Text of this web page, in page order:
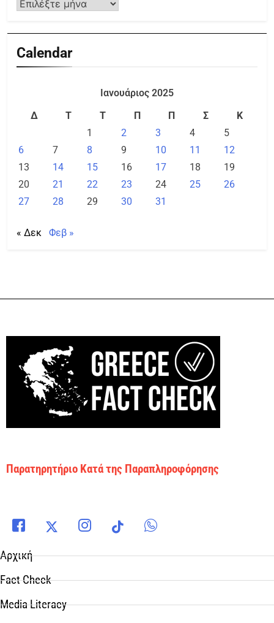
Calendar
Ιανουάριος 2025
Δ
Τ Τ Π Π Σ
Κ
1
2 3 4
5
6
7 8 9 10 11
12
13
14 15 16 17 18
19
20
21 22 23 24 25
26
27
28 29 30 31
« Δεκ Φεβ »
Παρατηρητήριο Κατά της Παραπληροφόρησης
Αρχική
Fact Check
Media Literacy